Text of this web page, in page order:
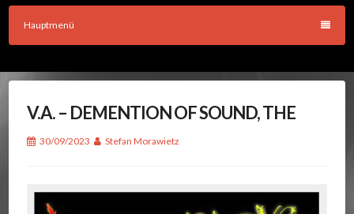
Hauptmenü
V.A. – DEMENTION OF SOUND, THE
30/09/2023 Stefan Morawietz